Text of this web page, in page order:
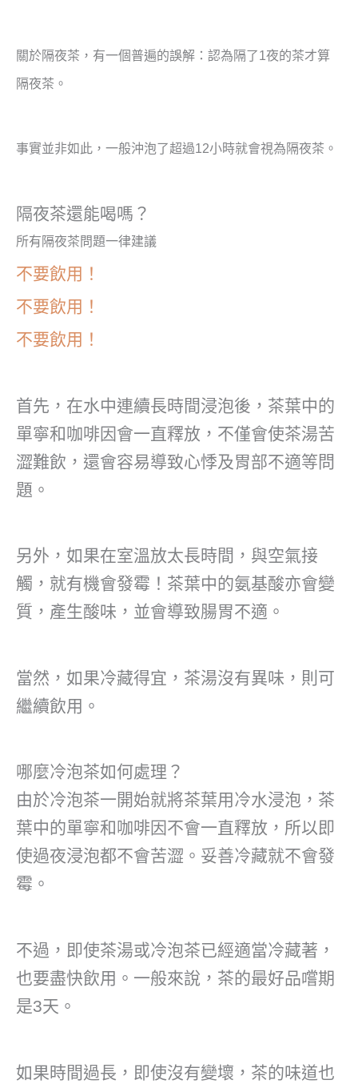
關於隔夜茶，有一個普遍的誤解：認為隔了1夜的茶才算
隔夜茶。
事實並非如此，一般沖泡了超過12小時就會視為隔夜茶。
隔夜茶還能喝嗎？
所有隔夜茶問題一律建議
不要飲用！
不要飲用！
不要飲用！
首先，在水中連續長時間浸泡後，茶葉中的
單寧和咖啡因會一直釋放，不僅會使茶湯苦
澀難飲，還會容易導致心悸及胃部不適等問
題。
另外，如果在室溫放太長時間，與空氣接
觸，就有機會發霉！茶葉中的氨基酸亦會變
質，產生酸味，並會導致腸胃不適。
當然，如果冷藏得宜，茶湯沒有異味，則可
繼續飲用。
哪麼冷泡茶如何處理？
由於冷泡茶一開始就將茶葉用冷水浸泡，茶
葉中的單寧和咖啡因不會一直釋放，所以即
使過夜浸泡都不會苦澀。妥善冷藏就不會發
霉。
不過，即使茶湯或冷泡茶已經適當冷藏著，
也要盡快飲用。一般來說，茶的最好品嚐期
是3天。
如果時間過長，即使沒有變壞，茶的味道也